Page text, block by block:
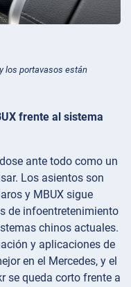
los portavasos están
frente al sistema
ante todo como un
Los asientos son
y MBUX sigue
de infoentretenimiento
chinos actuales.
y aplicaciones de
en el Mercedes, y el
se queda corto frente a